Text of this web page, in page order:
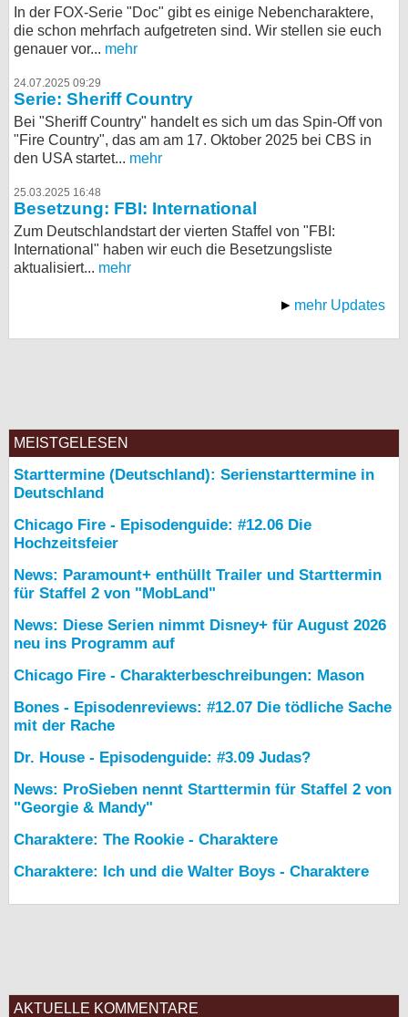
In der FOX-Serie "Doc" gibt es einige Nebencharaktere,
die schon mehrfach aufgetreten sind. Wir stellen sie euch
genauer vor... mehr
24.07.2025 09:29
Serie: Sheriff Country
Bei "Sheriff Country" handelt es sich um das Spin-Off von
"Fire Country", das am am 17. Oktober 2025 bei CBS in
den USA startet... mehr
25.03.2025 16:48
Besetzung: FBI: International
Zum Deutschlandstart der vierten Staffel von "FBI:
International" haben wir euch die Besetzungsliste
aktualisiert... mehr
mehr Updates
MEISTGELESEN
Starttermine (Deutschland): Serienstarttermine in
Deutschland
Chicago Fire - Episodenguide: #12.06 Die
Hochzeitsfeier
News: Paramount+ enthüllt Trailer und Starttermin
für Staffel 2 von "MobLand"
News: Diese Serien nimmt Disney+ für August 2026
neu ins Programm auf
Chicago Fire - Charakterbeschreibungen: Mason
Bones - Episodenreviews: #12.07 Die tödliche Sache
mit der Rache
Dr. House - Episodenguide: #3.09 Judas?
News: ProSieben nennt Starttermin für Staffel 2 von
"Georgie & Mandy"
Charaktere: The Rookie - Charaktere
Charaktere: Ich und die Walter Boys - Charaktere
AKTUELLE KOMMENTARE